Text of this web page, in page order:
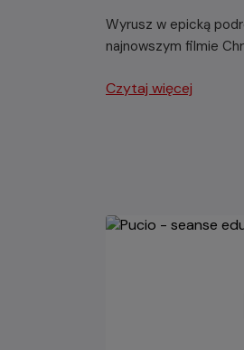
Wyrusz w epicką
najnowszym filmie
Czytaj więcej